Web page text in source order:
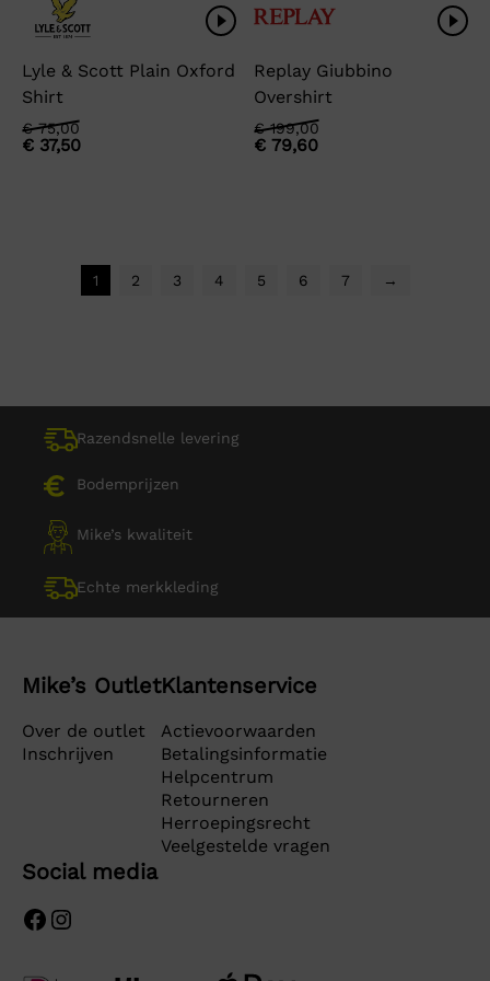
Lyle & Scott Plain Oxford
Shirt
€75,00
Oorspronkelijke
prijs
€ 37,50
Huidige
prijs
Replay Giubbino
Overshirt
€199,00
Oorspronkelijke
prijs
€ 79,60
Huidige
prijs
1 2 3 4 5 6 7 →
Razendsnelle levering
Bodemprijzen
Mike’s kwaliteit
Echte merkkleding
Mike’s Outlet
Over de outlet
Inschrijven
Klantenservice
Actievoorwaarden
Betalingsinformatie
Helpcentrum
Retourneren
Herroepingsrecht
Veelgestelde vragen
Social media
Facebook